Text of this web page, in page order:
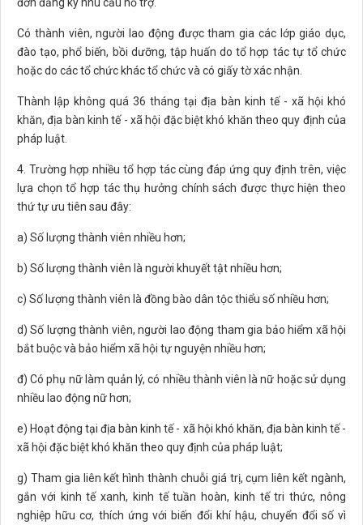
Có thành viên, người lao động được tham gia các lớp giáo dục,
đào tạo, phổ biến, bồi dưỡng, tập huấn do tổ hợp tác tự tổ chức
hoặc do các tổ chức khác tổ chức và có giấy tờ xác nhận.
Thành lập không quá 36 tháng tại địa bàn kinh tế - xã hội khó
khăn, địa bàn kinh tế - xã hội đặc biệt khó khăn theo quy định của
pháp luật.
4. Trường hợp nhiều tổ hợp tác cùng đáp ứng quy định trên, việc
lựa chọn tổ hợp tác thụ hưởng chính sách được thực hiện theo
thứ tự ưu tiên sau đây:
a) Số lượng thành viên nhiều hơn;
b) Số lượng thành viên là người khuyết tật nhiều hơn;
c) Số lượng thành viên là đồng bào dân tộc thiểu số nhiều hơn;
d) Số lượng thành viên, người lao động tham gia bảo hiểm xã hội
bắt buộc và bảo hiểm xã hội tự nguyện nhiều hơn;
đ) Có phụ nữ làm quản lý, có nhiều thành viên là nữ hoặc sử dụng
nhiều lao động nữ hơn;
e) Hoạt động tại địa bàn kinh tế - xã hội khó khăn, địa bàn kinh tế -
xã hội đặc biệt khó khăn theo quy định của pháp luật;
g) Tham gia liên kết hình thành chuỗi giá trị, cụm liên kết ngành,
gắn với kinh tế xanh, kinh tế tuần hoàn, kinh tế tri thức, nông
nghiệp hữu cơ, thích ứng với biến đổi khí hậu, chuyển đổi số vì